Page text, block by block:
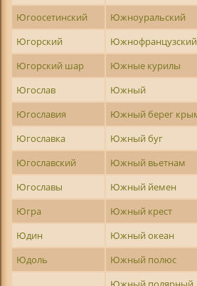
Югоосетинский Южноуральский
Югорский
Южнофранцузский
Югорский шар
Южные курилы
Югослав
Южный
Югославия
Южный берег
Югославка
Южный буг
Югославский
Южный вьетнам
Югославы
Южный йемен
Югра
Южный крест
Юдин
Южный океан
Юдоль
Южный полюс